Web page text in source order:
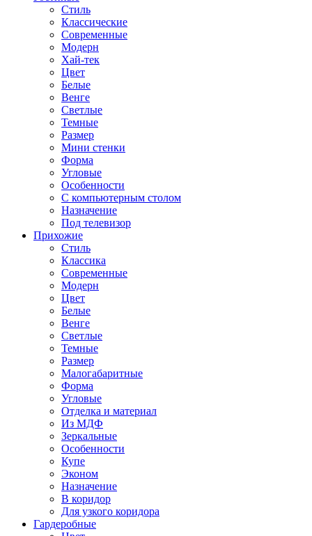
Стиль
Классические
Современные
Модерн
Хай-тек
Цвет
Белые
Венге
Светлые
Темные
Размер
Мини стенки
Форма
Угловые
Особенности
С компьютерным столом
Назначение
Под телевизор
Прихожие
Стиль
Классика
Современные
Модерн
Цвет
Белые
Венге
Светлые
Темные
Размер
Малогабаритные
Форма
Угловые
Отделка и материал
Из МДФ
Зеркальные
Особенности
Купе
Эконом
Назначение
В коридор
Для узкого коридора
Гардеробные